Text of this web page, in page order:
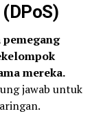
pemegang
mereka.
jawab untuk